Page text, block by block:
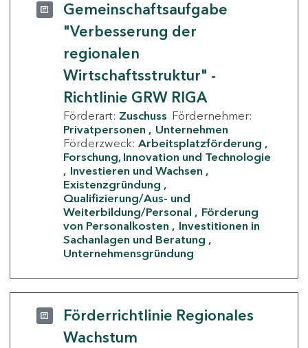
Gemeinschaftsaufgabe
"Verbesserung der
regionalen
Wirtschaftsstruktur" -
Richtlinie GRW RIGA
Förderart: Zuschuss Fördernehmer:
Privatpersonen
Unternehmen
Förderzweck: Arbeitsplatzförderung
Forschung, Innovation und Technologie
Investieren und Wachsen
Existenzgründung
Qualifizierung/Aus- und
Weiterbildung/Personal
Förderung
von Personalkosten
Investitionen in
Sachanlagen und Beratung
Unternehmensgründung
Förderrichtlinie Regionales
Wachstum